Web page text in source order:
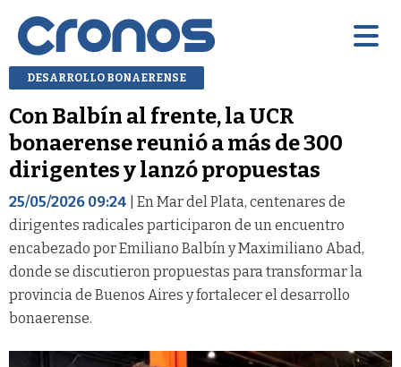
DESARROLLO BONAERENSE
Con Balbín al frente, la UCR
bonaerense reunió a más de 300
dirigentes y lanzó propuestas
25/05/2026 09:24 | En Mar del Plata, centenares de
dirigentes radicales participaron de un encuentro
encabezado por Emiliano Balbín y Maximiliano Abad,
donde se discutieron propuestas para transformar la
provincia de Buenos Aires y fortalecer el desarrollo
bonaerense.